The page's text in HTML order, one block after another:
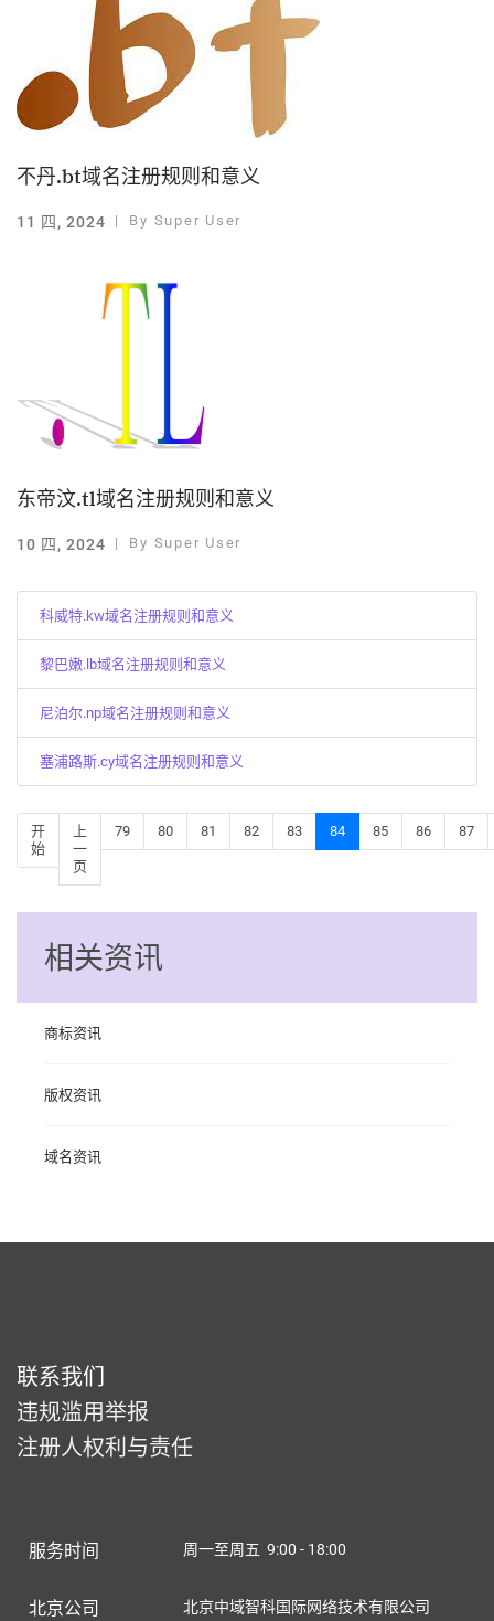
不丹.bt域名注册规则和意义
11 四, 2024 By Super User
东帝汶.tl域名注册规则和意义
10 四, 2024 By Super User
科威特.kw域名注册规则和意义
黎巴嫩.lb域名注册规则和意义
尼泊尔.np域名注册规则和意义
塞浦路斯.cy域名注册规则和意义
开
始
上
一
页
79 80 81 82 83 84 85 86 87
相关资讯
商标资讯
版权资讯
域名资讯
联系我们
违规滥用举报
注册人权利与责任
服务时间 周一至周五 9:00 - 18:00
北京公司
北京中域智科国际网络技术有限公司